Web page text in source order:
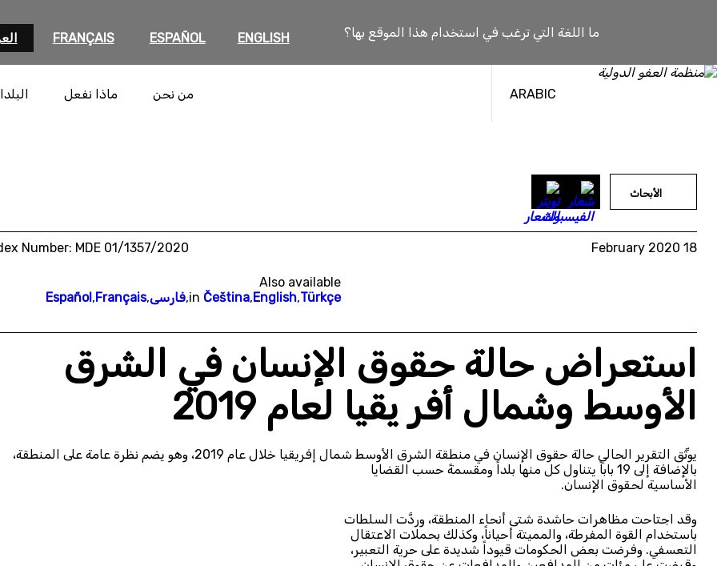
ما اللغة التي ترغب في استخدام هذا الموقع بها؟ ENGLISH
ESPAÑOL
FRANÇAIS
ARABIC من نحن ماذا نفعل
الأبحاث
18 February 2020
Number: MDE 01/1357/2020
Also available
in Čeština,English,Türkçe
,فارسی,
Español,Français
استعراض حالة حقوق الإنسان في الشرق
الأوسط وشمال أفر يقيا لعام 2019
يوثِّق التقرير الحالي حالة حقوق الإنسان في منطقة الشرق الأوسط شمال إفريقيا خلال عام 2019، وهو يضم نظرة عامة على المنطقة،
بالإضافة إلى 19 باباً يتناول كل منها بلداً ومقسمةً حسب القضايا
الأساسية لحقوق الإنسان.
وقد اجتاحت مظاهرات حاشدة شتى أنحاء المنطقة، وردَّت السلطات
باستخدام القوة المفرطة، والمميتة أحياناً، وكذلك بحملات الاعتقال
التعسفي. وفرضت بعض الحكومات قيوداً شديدة على حرية التعبير،